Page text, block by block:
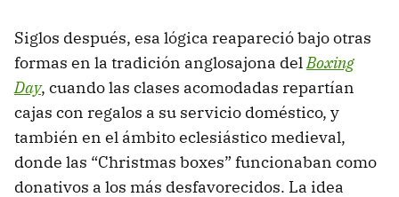
Siglos después, esa lógica reapareció bajo otras
formas en la tradición anglosajona delBoxing
Day, cuando las clases acomodadas repartían
cajas con regalos a su servicio doméstico, y
también en el ámbito eclesiástico medieval,
donde las “Christmas boxes” funcionaban como
donativos a los más desfavorecidos. La idea